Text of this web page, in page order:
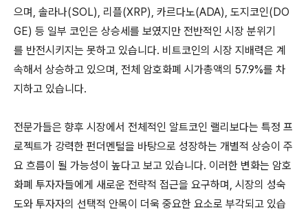
으며, 솔라나(SOL), 리플(XRP), 카르다노(ADA), 도지코인(DO
GE) 등 일부 코인은 상승세를 보였지만 전반적인 시장 분위기
를 반전시키지는 못하고 있습니다. 비트코인의 시장 지배력은 계
속해서 상승하고 있으며, 전체 암호화폐 시가총액의 57.9%를 차
지하고 있습니다.
전문가들은 향후 시장에서 전체적인 알트코인 랠리보다는 특정 프
로젝트가 강력한 펀더멘털을 바탕으로 성장하는 개별적 상승이 주
요 흐름이 될 가능성이 높다고 보고 있습니다. 이러한 변화는 암호
화폐 투자자들에게 새로운 전략적 접근을 요구하며, 시장의 성숙
도와 투자자의 선택적 안목이 더욱 중요한 요소로 부각되고 있습